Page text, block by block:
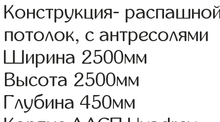
Конструкция-
потолок, с антресолями
Ширина 2500мм
Высота 2500мм
Глубина 450мм